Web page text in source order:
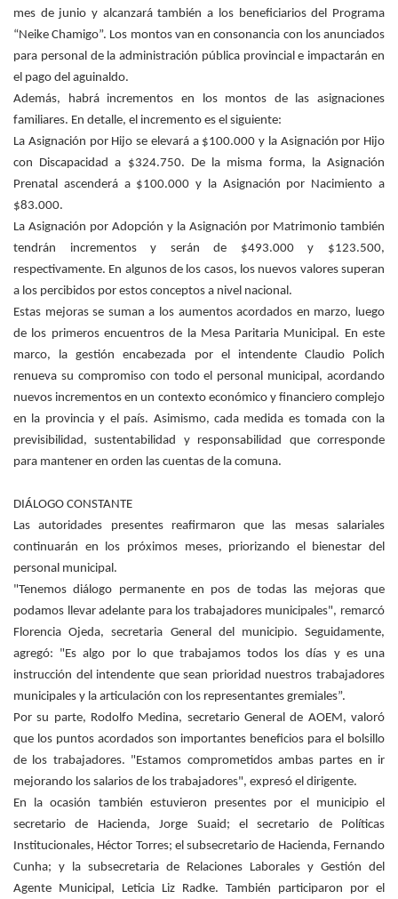
mes de junio y alcanzará también a los beneficiarios del Programa
“Neike Chamigo”. Los montos van en consonancia con los anunciados
para personal de la administración pública provincial e impactarán en
el pago del aguinaldo.
Además, habrá incrementos en los montos de las asignaciones
familiares. En detalle, el incremento es el siguiente:
La Asignación por Hijo se elevará a $100.000 y la Asignación por Hijo
con Discapacidad a $324.750. De la misma forma, la Asignación
Prenatal ascenderá a $100.000 y la Asignación por Nacimiento a
$83.000.
La Asignación por Adopción y la Asignación por Matrimonio también
tendrán incrementos y serán de $493.000 y $123.500,
respectivamente. En algunos de los casos, los nuevos valores superan
a los percibidos por estos conceptos a nivel nacional.
Estas mejoras se suman a los aumentos acordados en marzo, luego
de los primeros encuentros de la Mesa Paritaria Municipal. En este
marco, la gestión encabezada por el intendente Claudio Polich
renueva su compromiso con todo el personal municipal, acordando
nuevos incrementos en un contexto económico y financiero complejo
en la provincia y el país. Asimismo, cada medida es tomada con la
previsibilidad, sustentabilidad y responsabilidad que corresponde
para mantener en orden las cuentas de la comuna.
DIÁLOGO CONSTANTE
Las autoridades presentes reafirmaron que las mesas salariales
continuarán en los próximos meses, priorizando el bienestar del
personal municipal.
"Tenemos diálogo permanente en pos de todas las mejoras que
podamos llevar adelante para los trabajadores municipales", remarcó
Florencia Ojeda, secretaria General del municipio. Seguidamente,
agregó: "Es algo por lo que trabajamos todos los días y es una
instrucción del intendente que sean prioridad nuestros trabajadores
municipales y la articulación con los representantes gremiales”.
Por su parte, Rodolfo Medina, secretario General de AOEM, valoró
que los puntos acordados son importantes beneficios para el bolsillo
de los trabajadores. "Estamos comprometidos ambas partes en ir
mejorando los salarios de los trabajadores", expresó el dirigente.
En la ocasión también estuvieron presentes por el municipio el
secretario de Hacienda, Jorge Suaid; el secretario de Políticas
Institucionales, Héctor Torres; el subsecretario de Hacienda, Fernando
Cunha; y la subsecretaria de Relaciones Laborales y Gestión del
Agente Municipal, Leticia Liz Radke. También participaron por el